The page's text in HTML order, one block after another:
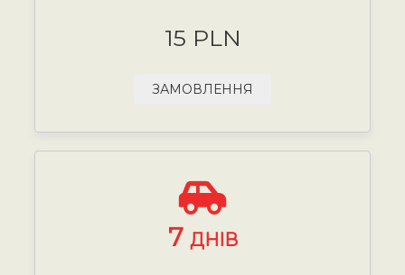
15 PLN
ЗАМОВЛЕННЯ
7 ДНІВ